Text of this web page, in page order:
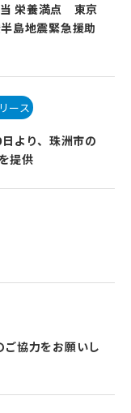
栄養満点 東京
島地震緊急援助
ース
より、珠洲市の
提供
協力をお願いし